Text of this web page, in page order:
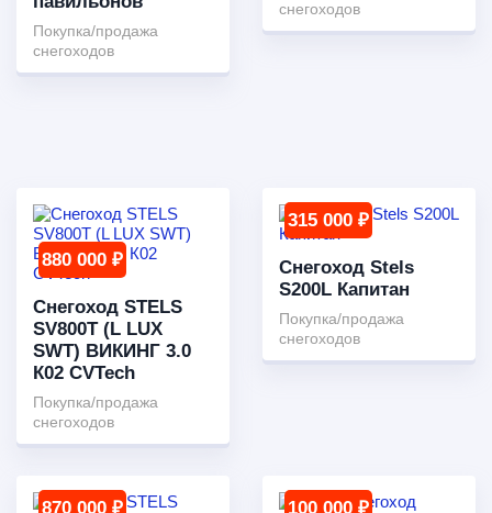
Покупка/продажа
снегоходов
снегоходов
880 000 ₽
Снегоход STELS
SV800T (L LUX
SWT) ВИКИНГ 3.0
К02 CVTech
Покупка/продажа
снегоходов
315 000 ₽
Снегоход Stels
S200L Капитан
Покупка/продажа
снегоходов
870 000 ₽ 100 000 ₽